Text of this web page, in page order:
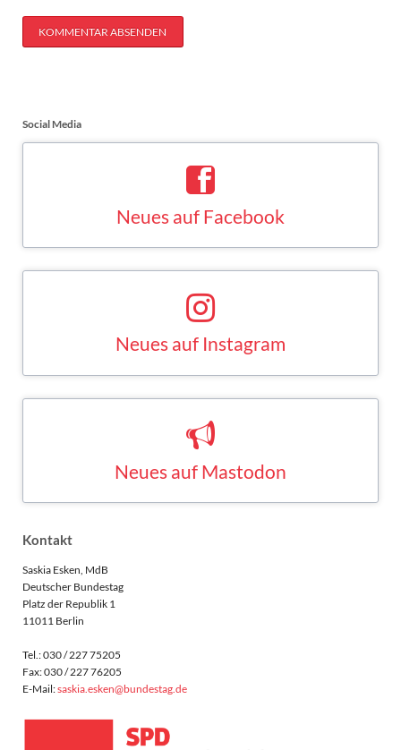
KOMMENTAR ABSENDEN
Social Media
Kontakt
Saskia Esken, MdB
Deutscher Bundestag
Platz der Republik 1
11011 Berlin
Tel.: 030 / 227 75205
Fax: 030 / 227 76205
E-Mail:saskia.esken@bundestag.de